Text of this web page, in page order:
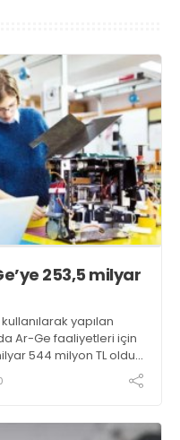
253,5 milyar
yapılan
Ar-Ge faaliyetleri için
544 milyon TL oldu.
bütçesi